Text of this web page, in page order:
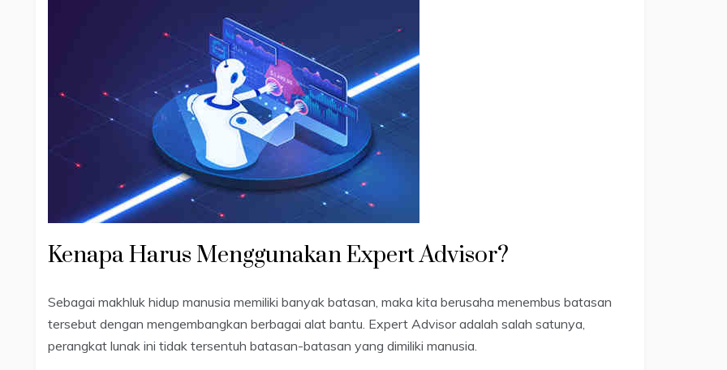
Kenapa Harus Menggunakan Expert Advisor?
Sebagai makhluk hidup manusia memiliki banyak batasan, maka kita berusaha menembus batasan
tersebut dengan mengembangkan berbagai alat bantu. Expert Advisor adalah salah satunya,
perangkat lunak ini tidak tersentuh batasan-batasan yang dimiliki manusia.